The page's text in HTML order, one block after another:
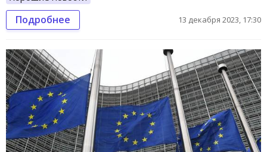
Подробнее 13 декабря 2023, 17:30